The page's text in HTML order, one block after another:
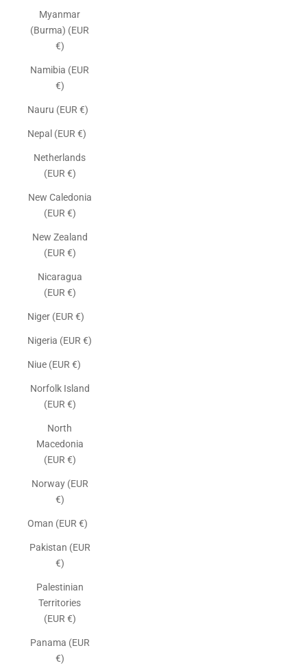
Myanmar
(Burma) (EUR
€)
Namibia (EUR
€)
Nauru (EUR €)
Nepal (EUR €)
Netherlands
(EUR €)
New Caledonia
(EUR €)
New Zealand
(EUR €)
Nicaragua
(EUR €)
Niger (EUR €)
Nigeria (EUR €)
Niue (EUR €)
Norfolk Island
(EUR €)
North
Macedonia
(EUR €)
Norway (EUR
€)
Oman (EUR €)
Pakistan (EUR
€)
Palestinian
Territories
(EUR €)
Panama (EUR
€)